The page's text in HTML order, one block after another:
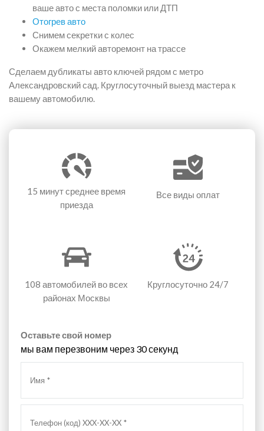
ваше авто с места поломки или ДТП
Отогрев авто
Снимем секретки с колес
Окажем мелкий авторемонт на трассе
Сделаем дубликаты авто ключей рядом с метро
Александровский сад. Круглосуточный выезд мастера к
вашему автомобилю.
15 минутсреднее время
приезда
Все виды оплат
108 автомобилей во всех
районах Москвы
Круглосуточно 24/7
Оставьте свой номер
мы вам перезвоним через 30 секунд